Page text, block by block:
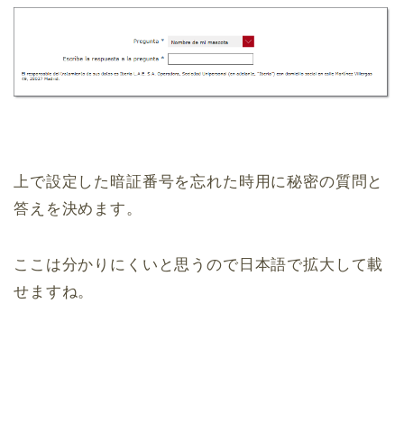
上で設定した暗証番号を忘れた時用に秘密の質問と
答えを決めます。
ここは分かりにくいと思うので日本語で拡大して載
せますね。